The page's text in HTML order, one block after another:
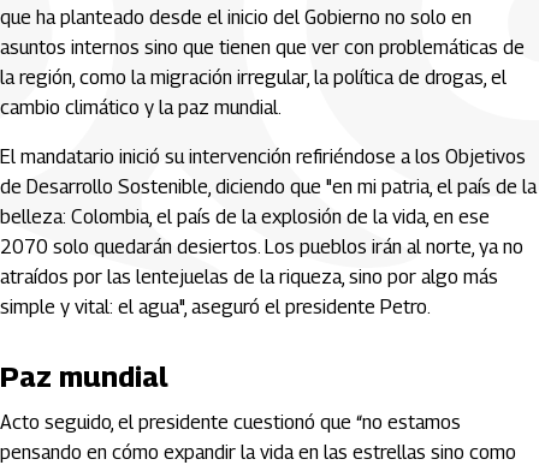
que ha planteado desde el inicio del Gobierno no solo en
asuntos internos sino que tienen que ver con problemáticas de
la región, como la migración irregular, la política de drogas, el
cambio climático y la paz mundial.
El mandatario inició su intervención refiriéndose a los Objetivos
de Desarrollo Sostenible, diciendo que "en mi patria, el país de la
belleza: Colombia, el país de la explosión de la vida, en ese
2070 solo quedarán desiertos. Los pueblos irán al norte, ya no
atraídos por las lentejuelas de la riqueza, sino por algo más
simple y vital: el agua", aseguró el presidente Petro.
Paz mundial
Acto seguido, el presidente cuestionó que “no estamos
pensando en cómo expandir la vida en las estrellas sino como